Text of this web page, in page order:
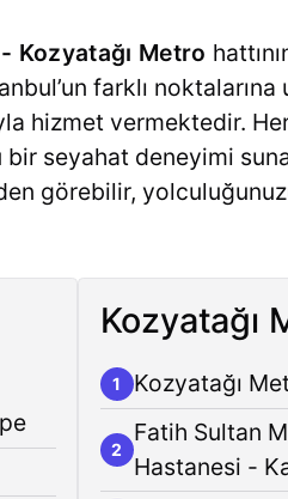
Kozyatağı Metro
farklı noktalarına
hizmet vermektedir.
seyahat deneyimi
görebilir,
Kozyatağı
1 Kozyatağı
2
Fatih Sultan
Hastanesi -